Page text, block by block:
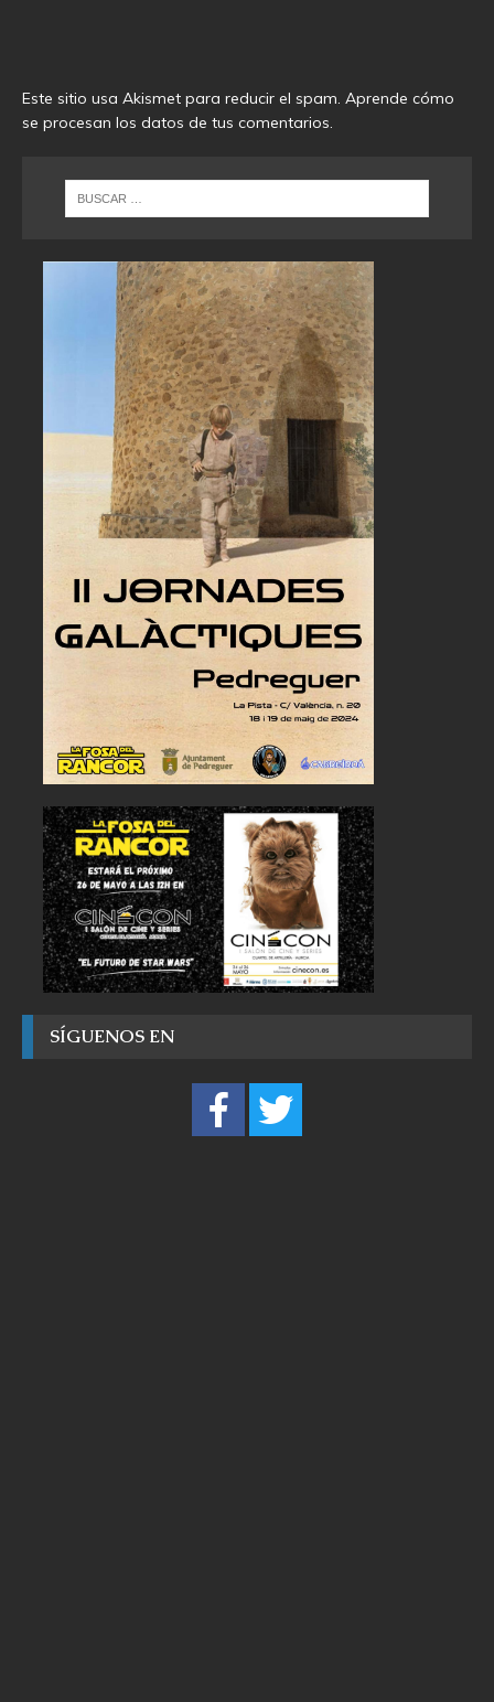
Este sitio usa Akismet para reducir el spam. Aprende cómo
se procesan los datos de tus comentarios.
SÍGUENOS EN